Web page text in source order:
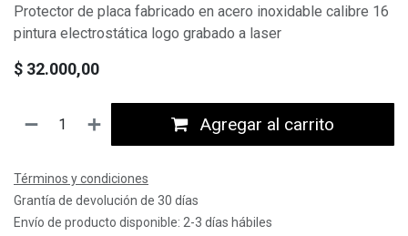
Protector de placa fabricado en acero inoxidable calibre 16
pintura electrostática logo grabado a laser
$ 32.000,00
Agregar al carrito
Términos y condiciones
Grantía de devolución de 30 días
Envío de producto disponible: 2-3 días hábiles